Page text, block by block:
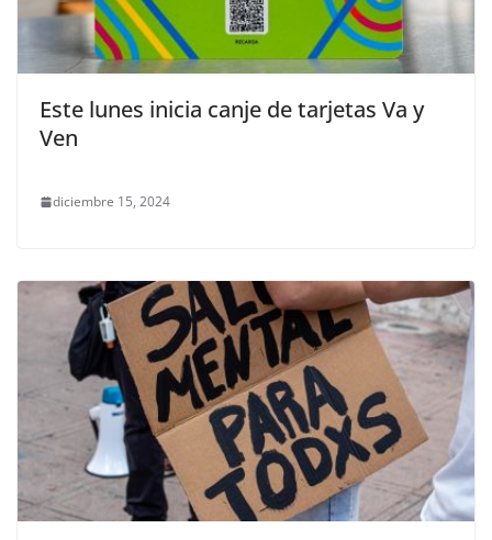
Este lunes inicia canje de tarjetas Va y
Ven
diciembre 15, 2024